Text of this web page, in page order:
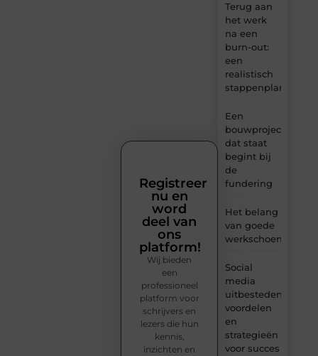
Terug aan
het werk
na een
burn-out:
een
realistisch
stappenplan
Een
bouwproject
dat staat
begint bij
de
fundering
Het belang
van goede
werkschoenen
Social
media
uitbesteden:
voordelen
en
strategieën
voor succes
Registreer
nu en
word
deel van
ons
platform!
Wij bieden
een
professioneel
platform voor
schrijvers en
lezers die hun
kennis,
inzichten en